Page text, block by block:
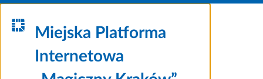
Miejska Platforma
Internetowa